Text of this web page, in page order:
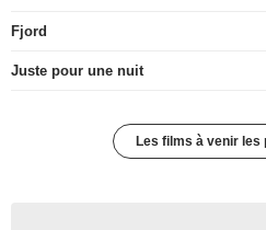
Fjord
Juste pour une nuit
Les films à venir les